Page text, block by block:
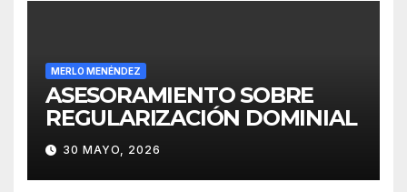
MERLO MENÉNDEZ
ASESORAMIENTO SOBRE
REGULARIZACIÓN DOMINIAL
30 MAYO, 2026